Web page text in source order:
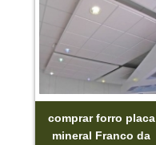
comprar forro placa
mineral Franco da